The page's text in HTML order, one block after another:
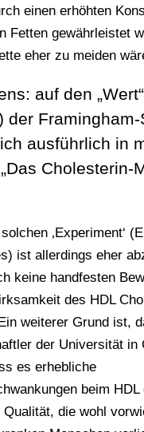
einen erhöhten
Fetten gewährleistet
eher zu meiden
auf den
der Framingham-
ausführlich in
Cholesterin-
‚Experiment‘
ist allerdings eher
keine handfesten
des HDL
weiterer Grund ist,
der Universität in
es erhebliche
beim
die wohl